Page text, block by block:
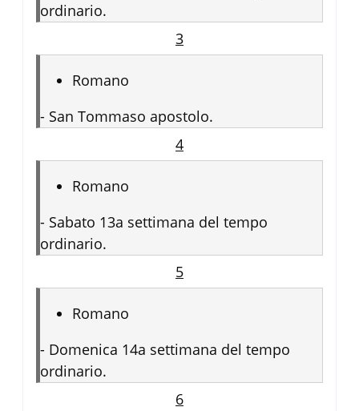
ordinario.
3
Romano
- San Tommaso apostolo.
4
Romano
- Sabato 13a settimana del tempo
ordinario.
5
Romano
- Domenica 14a settimana del tempo
ordinario.
6